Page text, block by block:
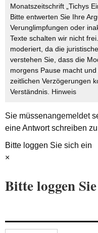
Monatszeitschrift „Tichys
Bitte entwerten Sie Ihre
Verunglimpfungen oder
Texte schalten wir nicht
moderiert, da die
verstehen Sie, dass die
morgens Pause macht
zeitlichen Verzögerungen
Verständnis. Hinweis
Sie müssenangemeldet
eine Antwort schreiben
Bitte loggen Sie sich ein
×
Bitte loggen